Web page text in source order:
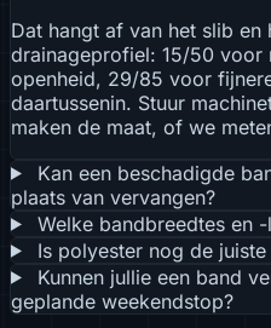
Dat hangt af van het slib en
drainageprofiel: 15/50 voor
openheid, 29/85 voor
daartussenin. Stuur
maken de maat, of we
Kan een beschadigde
plaats van vervangen?
Welke bandbreedtes en
Is polyester nog de
Kunnen jullie een band
geplande weekendstop?